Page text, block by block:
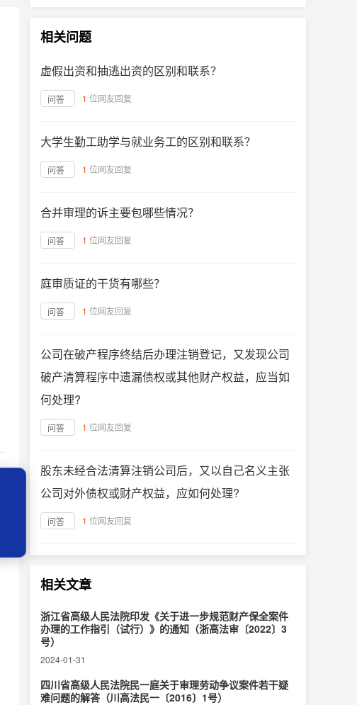
相关问题
虚假出资和抽逃出资的区别和联系？
问答 1 位网友回复
大学生勤工助学与就业务工的区别和联系？
问答 1 位网友回复
合并审理的诉主要包哪些情况？
问答 1 位网友回复
庭审质证的干货有哪些？
问答 1 位网友回复
公司在破产程序终结后办理注销登记，又发现公司
破产清算程序中遗漏债权或其他财产权益，应当如
何处理?
问答 1 位网友回复
股东未经合法清算注销公司后，又以自己名义主张
公司对外债权或财产权益，应如何处理?
问答 1 位网友回复
相关文章
浙江省高级人民法院印发《关于进一步规范财产保全案件
办理的工作指引（试行）》的通知（浙高法审〔2022〕3
号）
2024-01-31
四川省高级人民法院民一庭关于审理劳动争议案件若干疑
难问题的解答（川高法民一〔2016〕1号）